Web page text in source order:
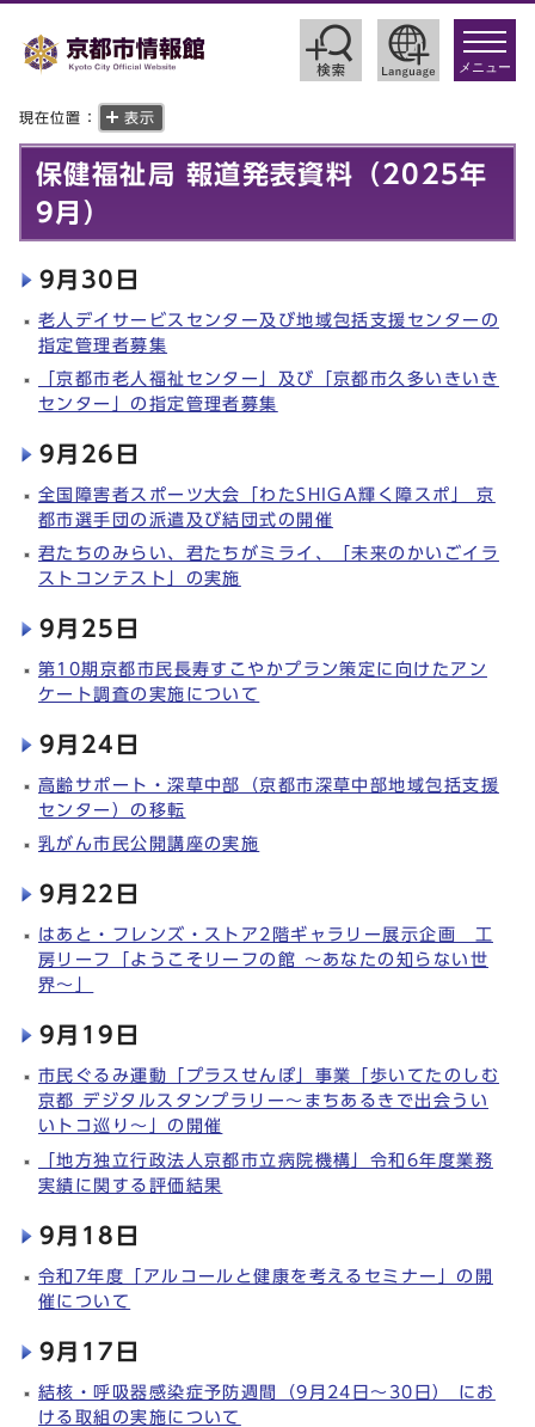
toggle
メニュー
現在位置： 表示
保健福祉局 報道発表資料（2025年
9月）
9月30日
老人デイサービスセンター及び地域包括支援センターの
指定管理者募集
「京都市老人福祉センター」及び「京都市久多いきいき
センター」の指定管理者募集
9月26日
全国障害者スポーツ大会「わたSHIGA輝く障スポ」 京
都市選手団の派遣及び結団式の開催
君たちのみらい、君たちがミライ、「未来のかいごイラ
ストコンテスト」の実施
9月25日
第10期京都市民長寿すこやかプラン策定に向けたアン
ケート調査の実施について
9月24日
高齢サポート・深草中部（京都市深草中部地域包括支援
センター）の移転
乳がん市民公開講座の実施
9月22日
はあと・フレンズ・ストア2階ギャラリー展示企画 工
房リーフ「ようこそリーフの館 ～あなたの知らない世
界～」
9月19日
市民ぐるみ運動「プラスせんぽ」事業「歩いてたのしむ
京都 デジタルスタンプラリー～まちあるきで出会うい
いトコ巡り～」の開催
「地方独立行政法人京都市立病院機構」令和6年度業務
実績に関する評価結果
9月18日
令和7年度「アルコールと健康を考えるセミナー」の開
催について
9月17日
結核・呼吸器感染症予防週間（9月24日～30日） にお
ける取組の実施について